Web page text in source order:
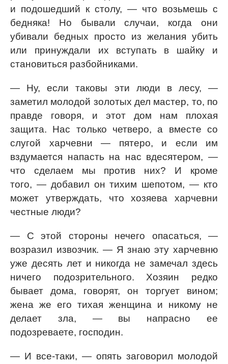
и подошедший к столу, — что возьмешь с
бедняка! Но бывали случаи, когда они
убивали бедных просто из желания убить
или принуждали их вступать в шайку и
становиться разбойниками.
— Ну, если таковы эти люди в лесу, —
заметил молодой золотых дел мастер, то, по
правде говоря, и этот дом нам плохая
защита. Нас только четверо, а вместе со
слугой харчевни — пятеро, и если им
вздумается напасть на нас вдесятером, —
что сделаем мы против них? И кроме
того, — добавил он тихим шепотом, — кто
может утверждать, что хозяева харчевни
честные люди?
— С этой стороны нечего опасаться, —
возразил извозчик. — Я знаю эту харчевню
уже десять лет и никогда не замечал здесь
ничего подозрительного. Хозяин редко
бывает дома, говорят, он торгует вином;
жена же его тихая женщина и никому не
делает зла, — вы напрасно ее
подозреваете, господин.
— И все-таки, — опять заговорил молодой